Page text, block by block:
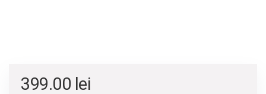
399.00 lei